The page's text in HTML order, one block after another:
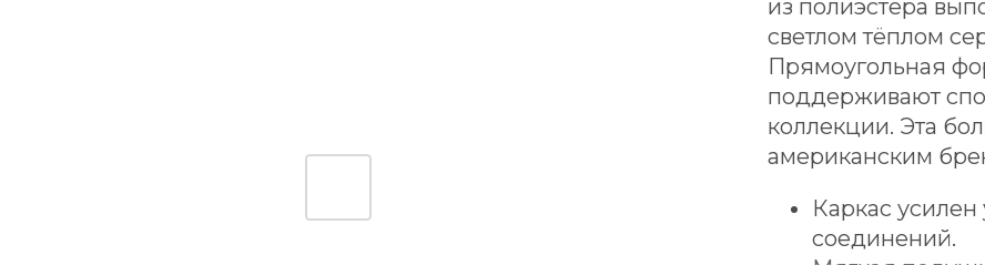
из полиэстера
светлом тёплом
Прямоугольная
поддерживают
коллекции. Эта
американским
Каркас
соединений.